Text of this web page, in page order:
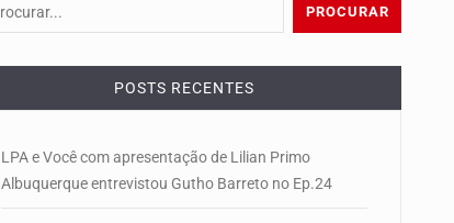
POSTS RECENTES
LPA e Você com apresentação de Lilian Primo
Albuquerque entrevistou Gutho Barreto no Ep.24